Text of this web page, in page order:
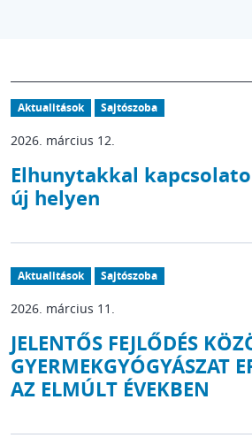
Aktualitások Sajtószoba
2026. március 12.
Elhunytakkal
új helyen
Aktualitások Sajtószoba
2026. március 11.
JELENTŐS FEJLŐDÉS
GYERMEKGYÓGYÁSZAT
AZ ELMÚLT ÉVEKBEN